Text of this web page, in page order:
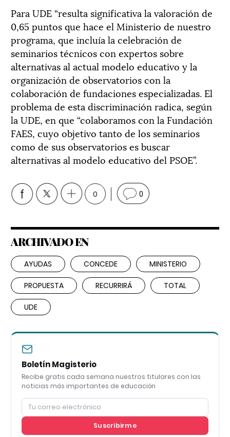
Para UDE “resulta significativa la valoración de
0,65 puntos que hace el Ministerio de nuestro
programa, que incluía la celebración de
seminarios técnicos con expertos sobre
alternativas al actual modelo educativo y la
organización de observatorios con la
colaboración de fundaciones especializadas. El
problema de esta discriminación radica, según
la UDE, en que “colaboramos con la Fundación
FAES, cuyo objetivo tanto de los seminarios
como de sus observatorios es buscar
alternativas al modelo educativo del PSOE”.
0 0
ARCHIVADO EN
AYUDAS CONCEDE MINISTERIO
PROPUESTA RECURRIRÁ TOTAL
UDE
Boletín Magisterio
Recibe gratis cada semana nuestros titulares con las
noticias más importantes de educación
Suscribirme